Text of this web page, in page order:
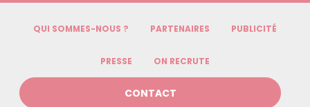
QUI SOMMES-NOUS ? PARTENAIRES PUBLICITÉ
PRESSE ON RECRUTE
CONTACT